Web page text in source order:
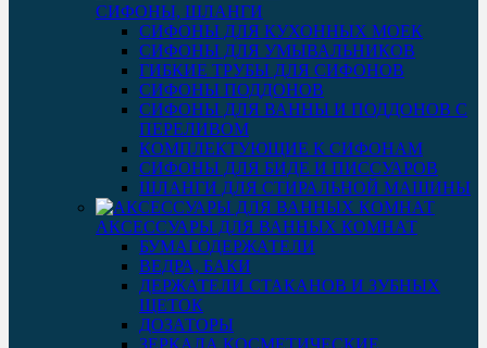
СИФОНЫ, ШЛАНГИ
СИФОНЫ ДЛЯ КУХОННЫХ МОЕК
СИФОНЫ ДЛЯ УМЫВАЛЬНИКОВ
ГИБКИЕ ТРУБЫ ДЛЯ СИФОНОВ
СИФОНЫ ПОДДОНОВ
СИФОНЫ ДЛЯ ВАННЫ И ПОДДОНОВ С
ПЕРЕЛИВОМ
КОМПЛЕКТУЮЩИЕ К СИФОНАМ
СИФОНЫ ДЛЯ БИДЕ И ПИССУАРОВ
ШЛАНГИ ДЛЯ СТИРАЛЬНОЙ МАШИНЫ
АКСЕССУАРЫ ДЛЯ ВАННЫХ КОМНАТ
БУМАГОДЕРЖАТЕЛИ
ВЕДРА, БАКИ
ДЕРЖАТЕЛИ СТАКАНОВ И ЗУБНЫХ
ЩЕТОК
ДОЗАТОРЫ
ЗЕРКАЛА КОСМЕТИЧЕСКИЕ